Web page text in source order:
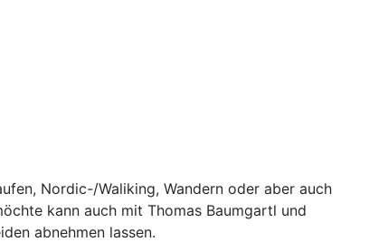
Nordic-/Waliking, Wandern oder aber auch
kann auch mit Thomas Baumgartl und
abnehmen lassen.